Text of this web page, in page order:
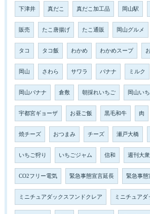
下津井 真だこ 真だこ加工品 岡山駅
販売 たこ唐揚げ たこ通販 岡山グルメ
タコ タコ飯 わかめ わかめスープ
岡山 さわら サワラ バナナ ミルク
岡山バナナ 倉敷 朝採れいちご 岡山い
宇都宮ギョーザ お昼ご飯 黒毛和牛 肉
焼チーズ おつまみ チーズ 瀬戸大橋
いちご狩り いちごジャム 信和 週刊大衆
CO2フリー電気 緊急事態宣言延長 緊急事態
ミニチュアダックスフンドクレア ミニチュアダ